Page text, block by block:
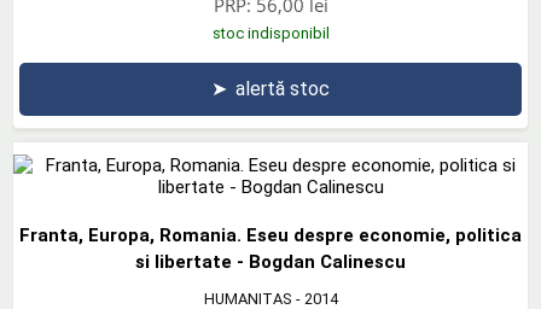
PRP: 56,00 lei
stoc indisponibil
➤ alertă stoc
Franta, Europa, Romania. Eseu despre economie, politica
si libertate - Bogdan Calinescu
HUMANITAS - 2014